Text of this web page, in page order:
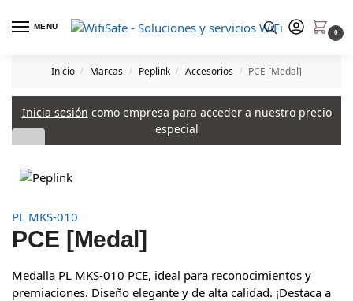
MENU
0
Inicio / Marcas / Peplink / Accesorios / PCE [Medal]
Inicia sesión como empresa para acceder a nuestro precio
especial
PL MKS-010
PCE [Medal]
Medalla PL MKS-010 PCE, ideal para reconocimientos y
premiaciones. Diseño elegante y de alta calidad. ¡Destaca a